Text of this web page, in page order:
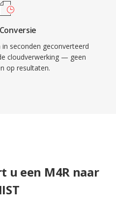
seconden geconverteerd
cloudverwerking — geen
op resultaten.
u een M4R naar